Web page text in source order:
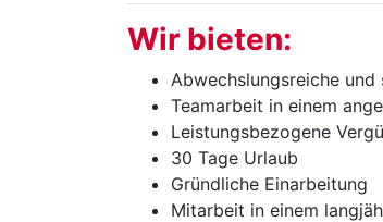
Wir bieten:
Abwechslungsreiche
Teamarbeit in einem
Leistungsbezogene
30 Tage Urlaub
Gründliche Einarbeitung
Mitarbeit in einem